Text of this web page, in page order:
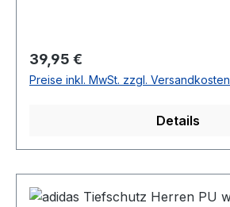
Regulärer Preis:
39,95 €
Preise inkl. MwSt. zzgl. Versandkosten
Details